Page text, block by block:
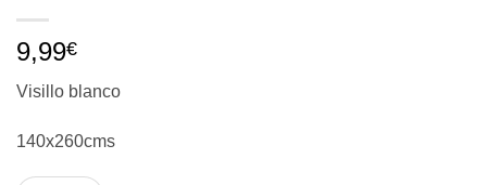
9,99€
Visillo blanco
140x260cms